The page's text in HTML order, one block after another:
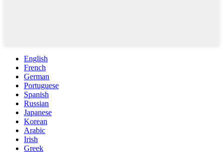
English
French
German
Portuguese
Spanish
Russian
Japanese
Korean
Arabic
Irish
Greek